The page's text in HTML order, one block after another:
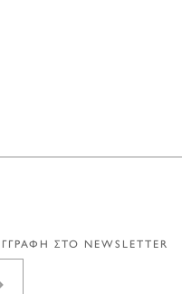
ΣΤΟ NEWSLETTER